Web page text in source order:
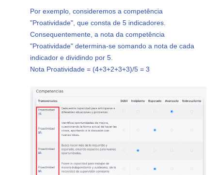
Por exemplo, consideremos a competência
"Proatividade", que consta de 5 indicadores.
Consequentemente, a nota da competência
"Proatividade" determina-se somando a nota de cada
indicador e dividindo por 5.
Nota Proatividade = (4+3+2+3+3)/5 = 3